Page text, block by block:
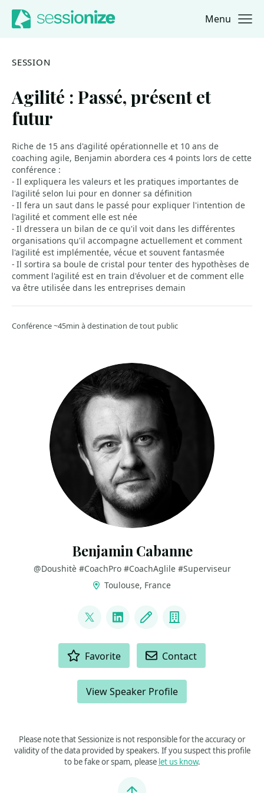
Jump to navigation
Jump to content Menu
SESSION
Agilité : Passé, présent et
futur
Riche de 15 ans d'agilité opérationnelle et 10 ans de
coaching agile, Benjamin abordera ces 4 points lors de cette
conférence :
- Il expliquera les valeurs et les pratiques importantes de
l'agilité selon lui pour en donner sa définition
- Il fera un saut dans le passé pour expliquer l'intention de
l'agilité et comment elle est née
- Il dressera un bilan de ce qu'il voit dans les différentes
organisations qu'il accompagne actuellement et comment
l'agilité est implémentée, vécue et souvent fantasmée
- Il sortira sa boule de cristal pour tenter des hypothèses de
comment l'agilité est en train d'évoluer et de comment elle
va être utilisée dans les entreprises demain
Conférence ~45min à destination de tout public
Benjamin Cabanne
@Doushitè #CoachPro #CoachAglile #Superviseur
Toulouse, France
@plopMaker
LinkedInBlog Company
Favorite Contact
View Speaker Profile
Please note that Sessionize is not responsible for the accuracy or
validity of the data provided by speakers. If you suspect this profile
to be fake or spam, please let us know.